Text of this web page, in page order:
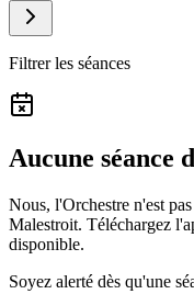
Filtrer les séances
Aucune séance
Nous, l'Orchestre n'est
Malestroit. Téléchargez
disponible.
Soyez alerté dès qu'une